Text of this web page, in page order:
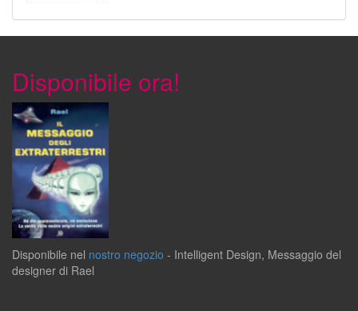
Disponibile ora!
Disponibile nel nostro negozio - Intelligent Design, Messaggio del
designer di Rael